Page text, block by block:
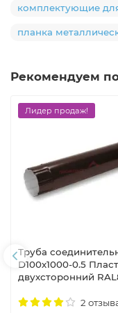
комплектующие
планка
Рекомендуем
Лидер продаж!
Труба
D100х1000-0.5
двухсторонний
2